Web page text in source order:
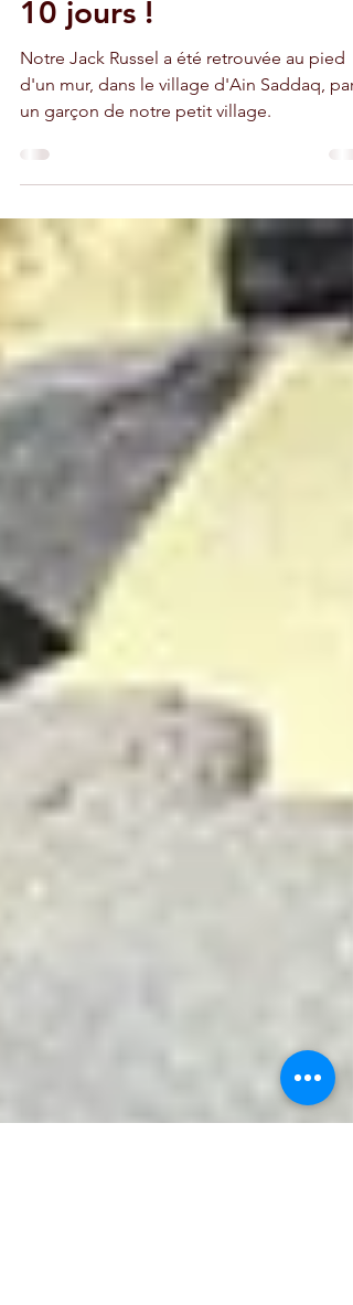
nommée Saga retrouvée
après une disparition de
10 jours !
Notre Jack Russel a été retrouvée au pied
d'un mur, dans le village d'Ain Saddaq, par